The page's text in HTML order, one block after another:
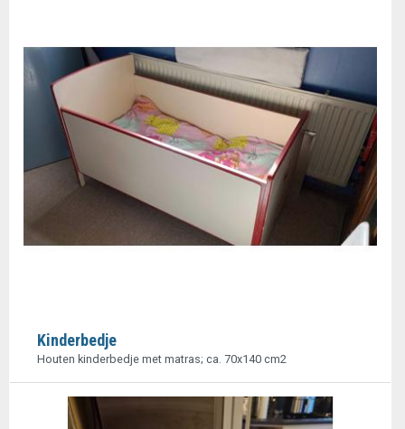
Kinderbedje
Houten kinderbedje met matras; ca. 70x140 cm2